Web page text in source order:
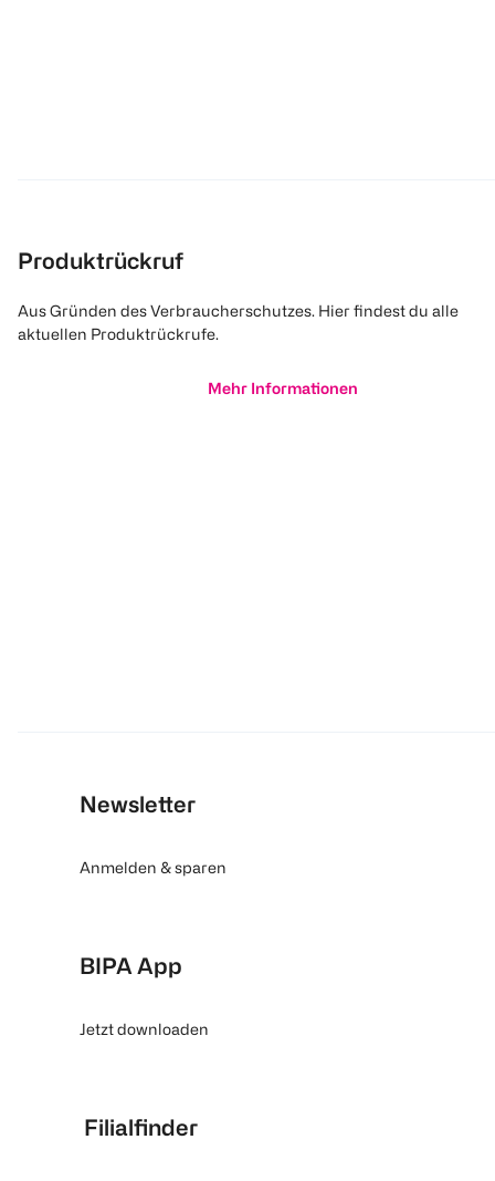
Produktrückruf
Aus Gründen des Verbraucherschutzes. Hier findest du alle
aktuellen Produktrückrufe.
Mehr Informationen
Newsletter
Anmelden & sparen
BIPA App
Jetzt downloaden
Filialfinder